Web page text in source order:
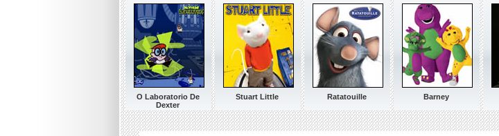
O Laboratorio De
Dexter
Stuart Little Ratatouille Barney